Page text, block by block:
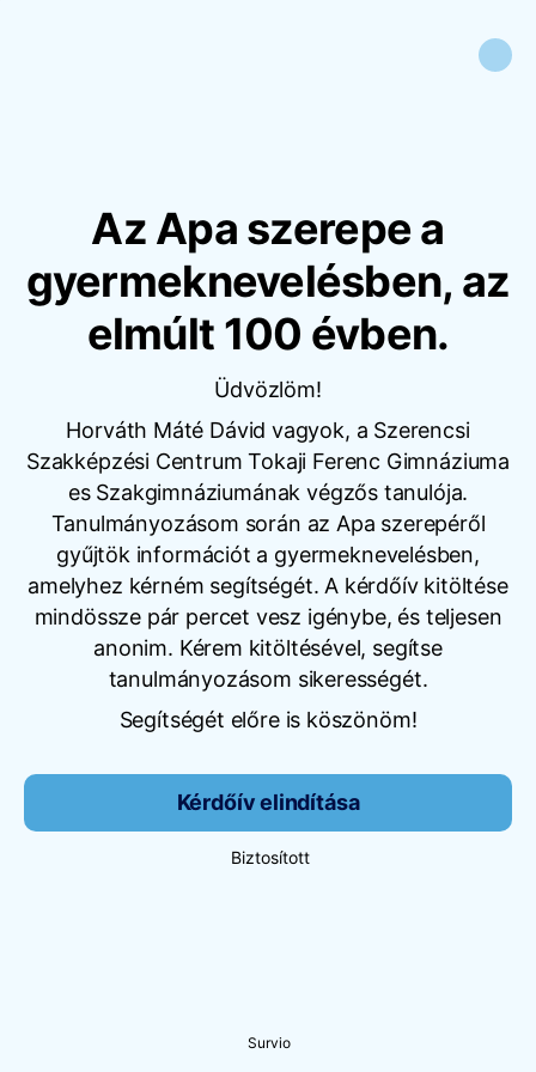
Az Apa szerepe a
gyermeknevelésben, az
elmúlt 100 évben.
Üdvözlöm!
Horváth Máté Dávid vagyok, a Szerencsi
Szakképzési Centrum Tokaji Ferenc Gimnáziuma
es Szakgimnáziumának végzős tanulója.
Tanulmányozásom során az Apa szerepéről
gyűjtök információt a gyermeknevelésben,
amelyhez kérném segítségét. A kérdőív kitöltése
mindössze pár percet vesz igénybe, és teljesen
anonim. Kérem kitöltésével, segítse
tanulmányozásom sikerességét.
Segítségét előre is köszönöm!
Kérdőív elindítása
Biztosított
Survio